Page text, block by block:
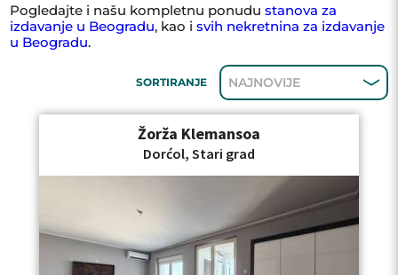
DUPLEKS
GARAŽA
PARKING
LIFT
Pogledajte i našu kompletnu ponudustanova za
izdavanje u Beogradu, kao isvih nekretnina za izdavanje
u Beogradu.
SORTIRANJE NAJNOVIJE
Žorža Klemansoa
Dorćol, Stari grad